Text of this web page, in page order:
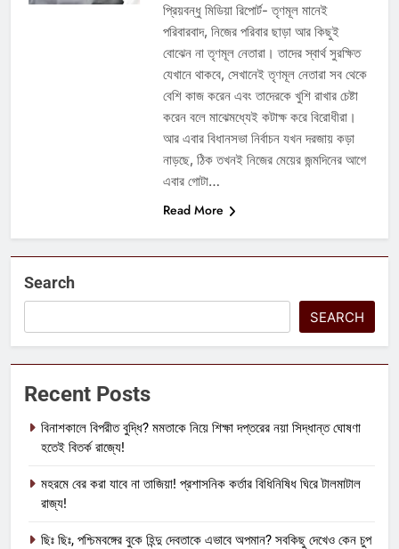
প্রিয়বন্ধু মিডিয়া রিপোর্ট- তৃণমূল মানেই
পরিবারবাদ, নিজের পরিবার ছাড়া আর কিছুই
বোঝেন না তৃণমূল নেতারা। তাদের স্বার্থ সুরক্ষিত
যেখানে থাকবে, সেখানেই তৃণমূল নেতারা সব থেকে
বেশি কাজ করেন এবং তাদেরকে খুশি রাখার চেষ্টা
করেন বলে মাঝেমধ্যেই কটাক্ষ করে বিরোধীরা।
আর এবার বিধানসভা নির্বাচন যখন দরজায় কড়া
নাড়ছে, ঠিক তখনই নিজের মেয়ের জন্মদিনের আগে
এবার গোটা…
Read More
Search
SEARCH
Recent Posts
বিনাশকালে বিপরীত বুদ্ধি? মমতাকে নিয়ে শিক্ষা দপ্তরের নয়া সিদ্ধান্ত ঘোষণা
হতেই বিতর্ক রাজ্যে!
মহরমে বের করা যাবে না তাজিয়া! প্রশাসনিক কর্তার বিধিনিষিধ ঘিরে টালমাটাল
রাজ্য!
ছিঃ ছিঃ, পশ্চিমবঙ্গের বুকে হিন্দু দেবতাকে এভাবে অপমান? সবকিছু দেখেও কেন চুপ